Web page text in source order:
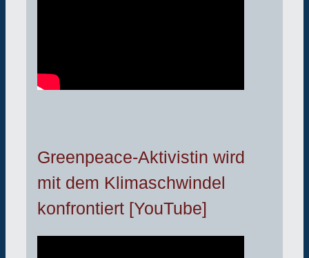
Greenpeace-Aktivistin wird
mit dem Klimaschwindel
konfrontiert [YouTube]